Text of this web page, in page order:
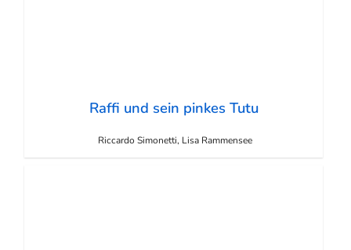
Raffi und sein pinkes Tutu
Riccardo Simonetti, Lisa Rammensee